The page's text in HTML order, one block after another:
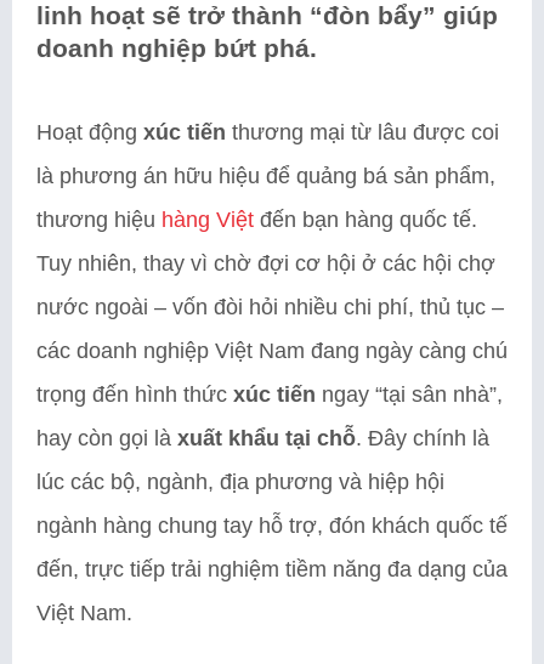
linh hoạt sẽ trở thành “đòn bẩy” giúp
doanh nghiệp bứt phá.
Hoạt động xúc tiến thương mại từ lâu được coi
là phương án hữu hiệu để quảng bá sản phẩm,
thương hiệu hàng Việt đến bạn hàng quốc tế.
Tuy nhiên, thay vì chờ đợi cơ hội ở các hội chợ
nước ngoài – vốn đòi hỏi nhiều chi phí, thủ tục –
các doanh nghiệp Việt Nam đang ngày càng chú
trọng đến hình thức xúc tiến ngay “tại sân nhà”,
hay còn gọi là xuất khẩu tại chỗ. Đây chính là
lúc các bộ, ngành, địa phương và hiệp hội
ngành hàng chung tay hỗ trợ, đón khách quốc tế
đến, trực tiếp trải nghiệm tiềm năng đa dạng của
Việt Nam.